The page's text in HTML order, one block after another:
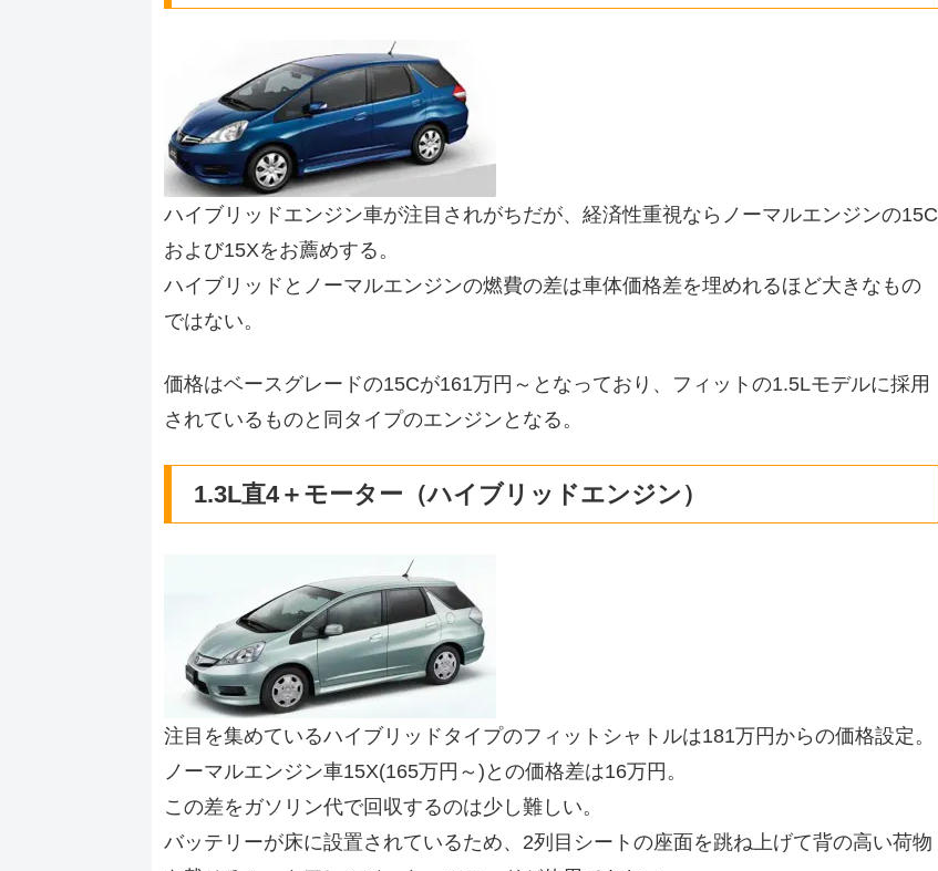
ハイブリッドエンジン車が注目されがちだが、経済性重視ならノーマルエンジンの15C
および15Xをお薦めする。
ハイブリッドとノーマルエンジンの燃費の差は車体価格差を埋めれるほど大きなもの
ではない。
価格はベースグレードの15Cが161万円～となっており、フィットの1.5Lモデルに採用
されているものと同タイプのエンジンとなる。
1.3L直4＋モーター（ハイブリッドエンジン）
注目を集めているハイブリッドタイプのフィットシャトルは181万円からの価格設定。
ノーマルエンジン車15X(165万円～)との価格差は16万円。
この差をガソリン代で回収するのは少し難しい。
バッテリーが床に設置されているため、2列目シートの座面を跳ね上げて背の高い荷物